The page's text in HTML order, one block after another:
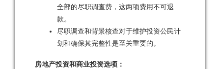
全部的尽职调查费，这两项费用不可退
款。
尽职调查和背景核查对于维护投资公民计
划和确保其完整性是至关重要的。
​房地产投资和商业投资选项：